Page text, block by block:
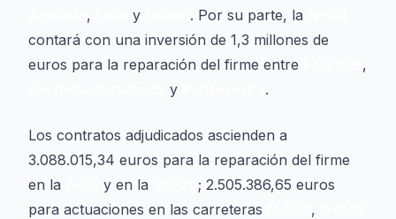
, y . Por su parte, la
contará con una inversión de 1,3 millones de
euros para la reparación del firme entre
,
y .
Los contratos adjudicados ascienden a
3.088.015,34 euros para la reparación del firme
en la
y en la
; 2.505.386,65 euros
para actuaciones en las carreteras
,